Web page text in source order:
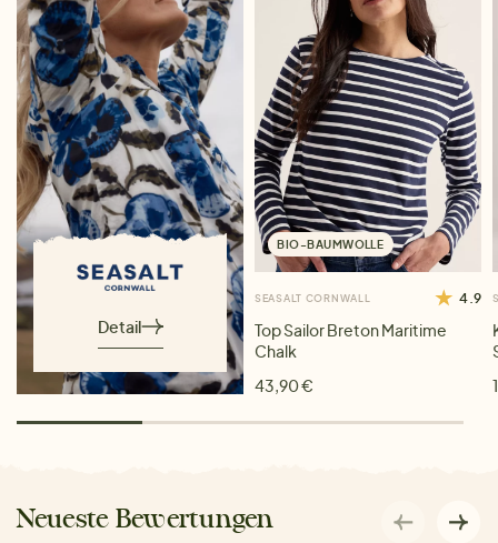
Detail
BIO-BAUMWOLLE
SEASALT CORNWALL 4.9
Top Sailor Breton Maritime
Chalk
43,90 €
Neueste Bewertungen